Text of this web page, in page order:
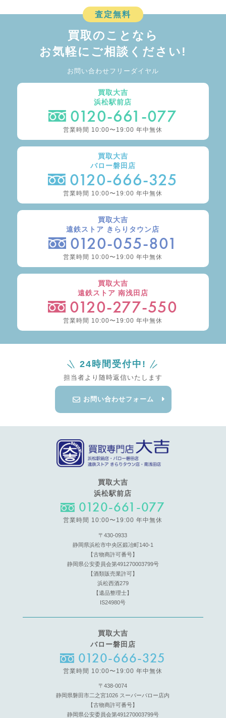
査定無料
買取のことなら
お気軽にご相談ください!
お問い合わせフリーダイヤル
買取大吉
浜松駅前店
0120-661-077
営業時間 10:00〜19:00 年中無休
買取大吉
バロー磐田店
0120-666-325
営業時間 10:00〜19:00 年中無休
買取大吉
遠鉄ストア きらりタウン店
0120-055-801
営業時間 10:00〜19:00 年中無休
買取大吉
遠鉄ストア 南浅田店
0120-277-550
営業時間 10:00〜19:00 年中無休
24時間受付中!
担当者より随時返信いたします
お問い合わせフォーム
買取大吉
浜松駅前店
0120-661-077
営業時間 10:00〜19:00 年中無休
〒430-0933
静岡県浜松市中央区鍛冶町140-1
【古物商許可番号】
静岡県公安委員会第491270003799号
【酒類販売業許可】
浜松西酒279
【遺品整理士】
IS24980号
買取大吉
バロー磐田店
0120-666-325
営業時間 10:00〜19:00 年中無休
〒438-0074
静岡県磐田市二之宮1026 スーパーバロー店内
【古物商許可番号】
静岡県公安委員会第491270003799号